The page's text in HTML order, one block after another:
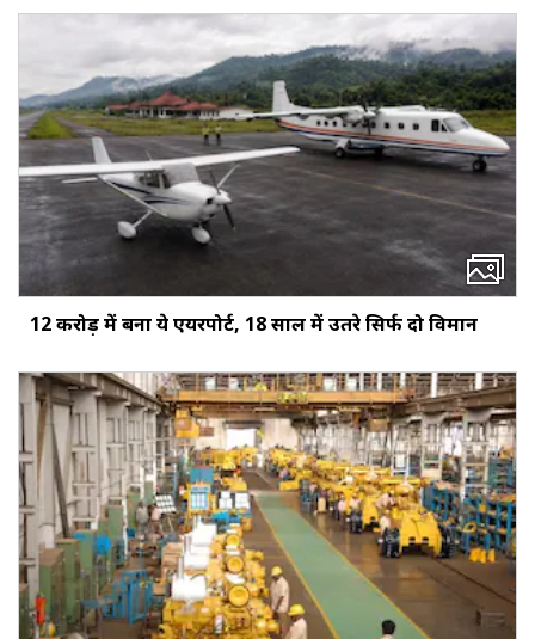
12 करोड़ में बना ये एयरपोर्ट, 18 साल में उतरे सिर्फ दो विमान